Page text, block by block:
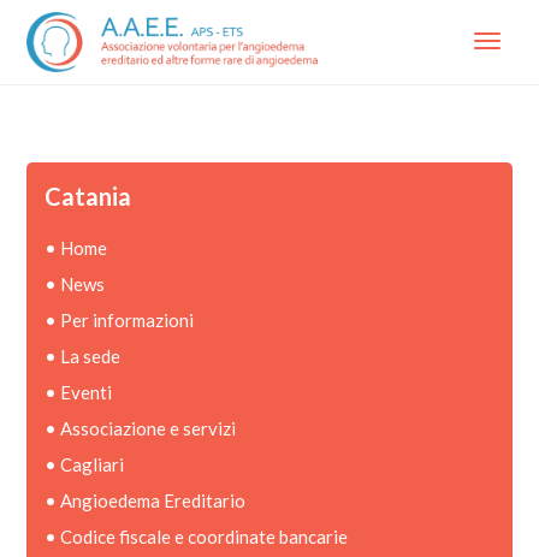
Menu
Catania
• Home
• News
• Per informazioni
• La sede
• Eventi
•Associazione e servizi
•Cagliari
•Angioedema Ereditario
•Codice fiscale e coordinate bancarie